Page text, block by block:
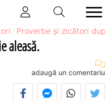
Proverbe și zicători
aleasă.
adaugă un comentariu